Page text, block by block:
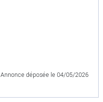
Annonce déposée le 04/05/2026